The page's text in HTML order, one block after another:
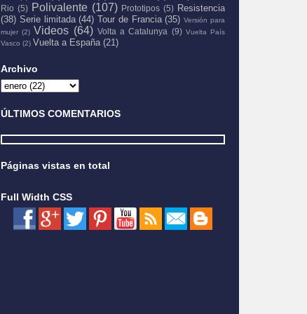
Rio (5) Polivalente (107) Prototipos (5) Resistencia
(38) Serie limitada (44) Tour de Francia (35) Versión para
mujer (2) Videos (64) Volta a Catalunya (9) Vuelta País
Vasco (2) Vuelta a España (21)
Archivo
ÚLTIMOS COMENTARIOS
Páginas vistas en total
Full Width CSS